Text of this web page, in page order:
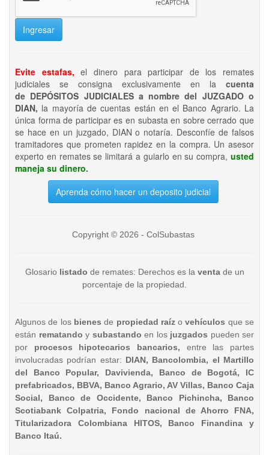
Ingresar
Evite estafas, el dinero para participar de los remates
judiciales se consigna exclusivamente en la cuenta
de DEPÓSITOS JUDICIALES a nombre del JUZGADO o
DIAN, la mayoría de cuentas están en el Banco Agrario. La
única forma de participar es en subasta en sobre cerrado que
se hace en un juzgado, DIAN o notaría. Desconfíe de falsos
tramitadores que prometen rapidez en la compra. Un asesor
experto en remates se limitará a guiarlo en su compra, usted
maneja su dinero.
Aprenda cómo hacer un deposito judicial
Copyright © 2026 - ColSubastas
Glosario listado de remates: Derechos es la ventade un
porcentaje de la propiedad.
Algunos de los bienesde propiedad raízo vehículos que se
están rematando y subastando en los juzgados pueden ser
por procesos hipotecarios bancarios, entre las partes
involucradas podrían estar: DIAN, Bancolombia, el Martillo
del Banco Popular, Davivienda, Banco de Bogotá, IC
prefabricados, BBVA, Banco Agrario, AV Villas, Banco Caja
Social, Banco de Occidente, Banco Pichincha, Banco
Scotiabank Colpatria, Fondo nacional de Ahorro FNA,
Titularizadora Colombiana HITOS, Banco Finandina y
Banco Itaú.